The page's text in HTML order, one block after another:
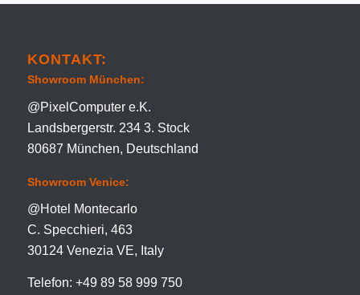
KONTAKT:
Showroom München:
@PixelComputer e.K.
Landsbergerstr. 234 3. Stock
80687 München, Deutschland
Showroom Venice:
@Hotel Montecarlo
C. Specchieri, 463
30124 Venezia VE, Italy
Telefon: +49 89 58 999 750